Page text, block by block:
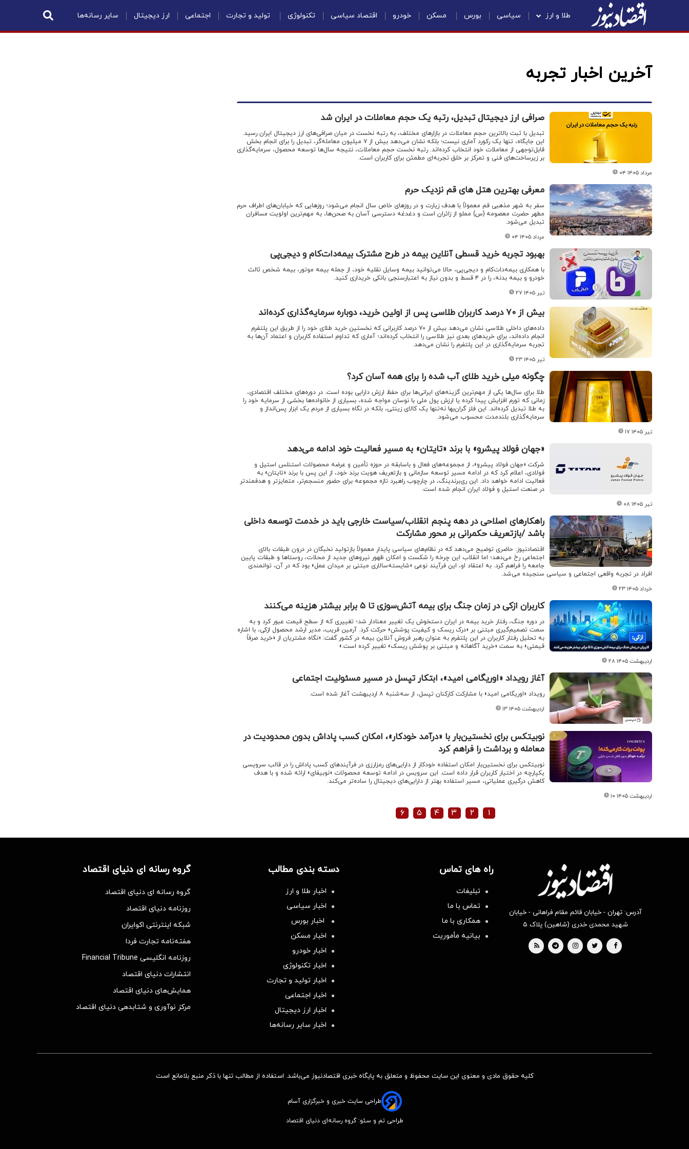
طلا و ارز سیاسی بورس مسکن خودرو اقتصاد سیاسی تکنولوژی تولید و تجارت اجتماعی ارز دیجیتال سایر رسانه‌ها
آخرین اخبار تجربه
صرافی ارز دیجیتال تبدیل، رتبه یک حجم معاملات در ایران شد
تبدیل با ثبت بالاترین حجم معاملات در بازارهای مختلف، به رتبه نخست در میان صرافی‌های ارز دیجیتال ایران رسید.
این جایگاه، تنها یک رکورد آماری نیست؛ بلکه نشان می‌دهد بیش از ۷ میلیون معامله‌گر، تبدیل را برای انجام بخش
قابل‌توجهی از معاملات خود انتخاب کرده‌اند. رتبه نخست حجم معاملات، نتیجه سال‌ها توسعه محصول، سرمایه‌گذاری
بر زیرساخت‌های فنی و تمرکز بر خلق تجربه‌ای مطمئن برای کاربران است.
۰۴ مرداد ۱۴۰۵
معرفی بهترین هتل های قم نزدیک حرم
سفر به شهر مذهبی قم معمولاً با هدف زیارت و در روزهای خاص سال انجام می‌شود؛ روزهایی که خیابان‌های اطراف حرم
مطهر حضرت معصومه (س) مملو از زائران است و دغدغه دسترسی آسان به صحن‌ها، به مهم‌ترین اولویت مسافران
تبدیل می‌شود.
۰۴ مرداد ۱۴۰۵
بهبود تجربه خرید قسطی آنلاین بیمه در طرح مشترک بیمه‌دات‌کام و دیجی‌پی
با همکاری بیمه‌دات‌کام و دیجی‌پی، حالا می‌توانید بیمه وسایل نقلیه خود، از جمله بیمه موتور، بیمه شخص ثالث
خودرو و بیمه بدنه، را در ۴ قسط و بدون نیاز به اعتبارسنجی بانکی خریداری کنید.
۲۷ تیر ۱۴۰۵
بیش از ۷۰ درصد کاربران طلاسی پس از اولین خرید، دوباره سرمایه‌گذاری کرده‌اند
داده‌های داخلی طلاسی نشان می‌دهد بیش از ۷۰ درصد کاربرانی که نخستین خرید طلای خود را از طریق این پلتفرم
انجام داده‌اند، برای خریدهای بعدی نیز طلاسی را انتخاب کرده‌اند؛ آماری که تداوم استفاده کاربران و اعتماد آن‌ها به
تجربه سرمایه‌گذاری در این پلتفرم را نشان می‌دهد.
۲۳ تیر ۱۴۰۵
چگونه میلی خرید طلای آب شده را برای همه آسان کرد؟
طلا برای سال‌ها یکی از مهم‌ترین گزینه‌های ایرانی‌ها برای حفظ ارزش دارایی بوده است. در دوره‌های مختلف اقتصادی،
زمانی که تورم افزایش پیدا کرده یا ارزش پول ملی با نوسان مواجه شده، بسیاری از خانواده‌ها بخشی از سرمایه خود را
به طلا تبدیل کرده‌اند. این فلز گران‌بها نه‌تنها یک کالای زینتی، بلکه در نگاه بسیاری از مردم یک ابزار پس‌انداز و
سرمایه‌گذاری بلندمدت محسوب می‌شود.
۱۷ تیر ۱۴۰۵
«جهان فولاد پیشرو» با برند «تایتان» به مسیر فعالیت خود ادامه می‌دهد
شرکت «جهان فولاد پیشرو»، از مجموعه‌های فعال و باسابقه در حوزه تأمین و عرضه محصولات استنلس استیل و
فولادی، اعلام کرد که در ادامه مسیر توسعه سازمانی و بازتعریف هویت برند خود، از این پس با برند «تایتان» به
فعالیت ادامه خواهد داد. این ری‌برندینگ، در چارچوب راهبرد تازه مجموعه برای حضور منسجم‌تر، متمایزتر و هدفمندتر
در صنعت استیل و فولاد ایران انجام شده است.
۰۸ تیر ۱۴۰۵
راهکارهای اصلاحی در دهه پنجم انقلاب/سیاست خارجی باید در خدمت توسعه داخلی
باشد /بازتعریف حکمرانی بر محور مشارکت
اقتصادنیوز: حاضری توضیح می‌دهد که در نظام‌های سیاسی پایدار معمولاً بازتولید نخبگان در درون طبقات بالای
اجتماعی رخ می‌دهد؛ اما انقلاب این چرخه را شکست و امکان ظهور نیروهای جدید از محلات، روستاها و طبقات پایین
جامعه را فراهم کرد. به اعتقاد او، این فرآیند نوعی «شایسته‌سالاری مبتنی بر میدان عمل» بود که در آن، توانمندی
افراد در تجربه واقعی اجتماعی و سیاسی سنجیده می‌شد.
۲۳ خرداد ۱۴۰۵
کاربران ازکی در زمان جنگ برای بیمه آتش‌سوزی تا ۵ برابر بیشتر هزینه می‌کنند
در دوره جنگ، رفتار خرید بیمه در ایران دستخوش یک تغییر معنادار شد؛ تغییری که از سطح قیمت عبور کرد و به
سمت تصمیم‌گیری مبتنی بر «درک ریسک و کیفیت پوشش» حرکت کرد. آرمین قریب، مدیر ارشد محصول ازکی، با اشاره
به تحلیل رفتار کاربران در این پلتفرم به عنوان رهبر فروش آنلاین بیمه در کشور گفت: «نگاه مشتریان از «خرید صرفاً
قیمتی» به سمت «خرید آگاهانه و مبتنی بر پوشش ریسک» تغییر کرده است.»
۲۸ اردیبهشت ۱۴۰۵
آغاز رویداد «اوریگامی امید»، ابتکار تپسل در مسیر مسئولیت اجتماعی
رویداد «اوریگامی امید» با مشارکت کارکنان تپسل، از سه‌شنبه ۸ اردیبهشت آغاز شده است.
۱۳ اردیبهشت ۱۴۰۵
نوبیتکس برای نخستین‌بار با «درآمد خودکار»، امکان کسب پاداش بدون محدودیت در
معامله و برداشت را فراهم کرد
نوبیتکس برای نخستین‌بار امکان استفاده خودکار از دارایی‌های رمزارزی در فرآیندهای کسب پاداش را در قالب سرویسی
یکپارچه در اختیار کاربران قرار داده است. این سرویس در ادامه توسعه محصولات «نوبیفای» ارائه شده و با هدف
کاهش درگیری عملیاتی، مسیر استفاده بهتر از دارایی‌های دیجیتال را ساده‌تر می‌کند.
۱۰ اردیبهشت ۱۴۰۵
۱ ۲ ۳ ۴ ۵ ۶
آدرس: تهران - خیابان قائم مقام فراهانی - خیابان
شهید محمدی خدری (شاهین) پلاک ۵
راه های تماس
تبلیغات
تماس با ما
همکاری با ما
بیانیه مأموریت
دسته بندی مطالب
اخبار طلا و ارز
اخبار سیاسی
اخبار بورس
اخبار مسکن
اخبار خودرو
اخبار تکنولوژی
اخبار تولید و تجارت
اخبار اجتماعی
اخبار ارز دیجیتال
اخبار سایر رسانه‌‌ها
گروه رسانه ای دنیای اقتصاد
گروه رسانه ای دنیای اقتصاد
روزنامه دنیای اقتصاد
شبکه اینترنتی اکوایران
هفته‌نامه تجارت فردا
روزنامه انگلیسی Financial Tribune
انتشارات دنیای اقتصاد
همایش‌های دنیای اقتصاد
مرکز نوآوری و شتابدهی دنیای اقتصاد
کلیه حقوق مادی و معنوی این سایت محفوظ و متعلق به پایگاه خبری اقتصادنیوز می‌باشد. استفاده از مطالب تنها با ذکر منبع بلامانع است
طراحی سایت خبری و خبرگزاری آسام
طراحی تم و سئو: گروه رسانه‌ای دنیای اقتصاد